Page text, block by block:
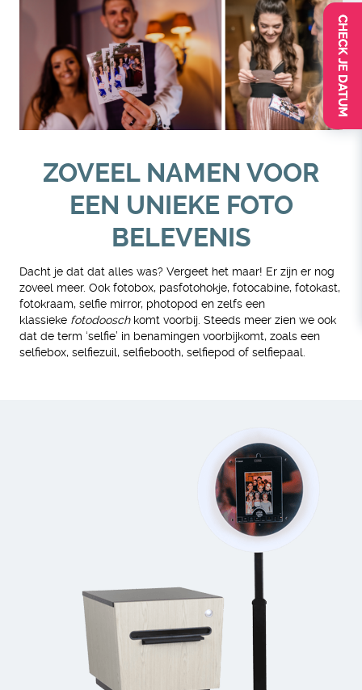
ZOVEEL NAMEN VOOR
EEN UNIEKE FOTO
BELEVENIS
Dacht je dat dat alles was? Vergeet het maar! Er zijn er nog
zoveel meer. Ook fotobox, pasfotohokje, fotocabine, fotokast,
fotokraam, selfie mirror, photopod en zelfs een
klassieke fotodooschkomt voorbij. Steeds meer zien we ook
dat de term ‘selfie’ in benamingen voorbijkomt, zoals een
selfiebox, selfiezuil, selfiebooth, selfiepod of selfiepaal.
CHECK JE DATUM